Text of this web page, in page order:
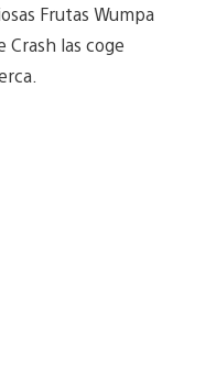
Frutas Wumpa
Crash las coge